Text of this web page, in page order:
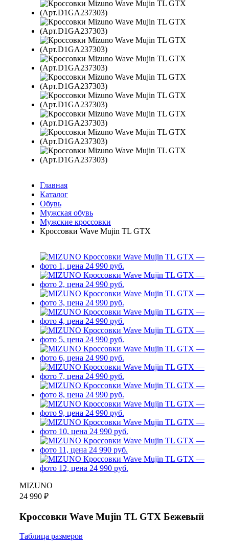
Главная
Каталог
Обувь
Мужская обувь
Мужские кроссовки
Кроссовки Wave Mujin TL GTX
MIZUNO
24 990 ₽
Кроссовки Wave Mujin TL GTX Бежевый
Таблица размеров